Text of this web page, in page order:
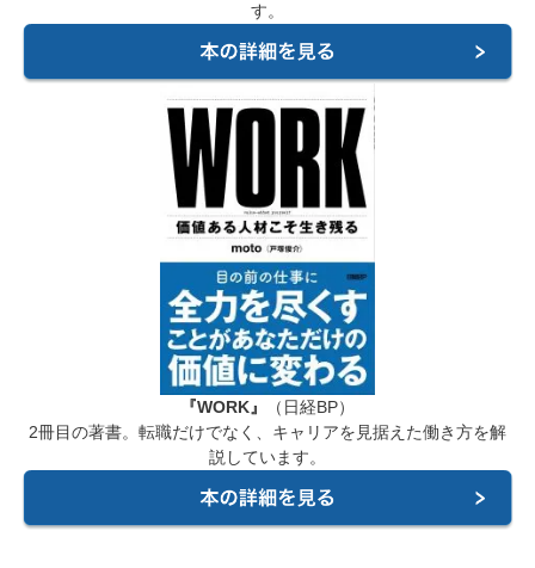
す。
『WORK』
（日経BP）
2冊目の著書。転職だけでなく、キャリアを見据えた働き方を解
説しています。